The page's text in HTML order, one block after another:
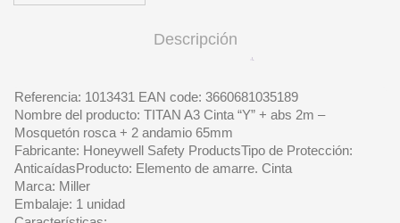
Descripción
Referencia: 1013431 EAN code: 3660681035189
Nombre del producto: TITAN A3 Cinta “Y” + abs 2m –
Mosquetón rosca + 2 andamio 65mm
Fabricante: Honeywell Safety ProductsTipo de Protección:
AnticaídasProducto: Elemento de amarre. Cinta
Marca: Miller
Embalaje: 1 unidad